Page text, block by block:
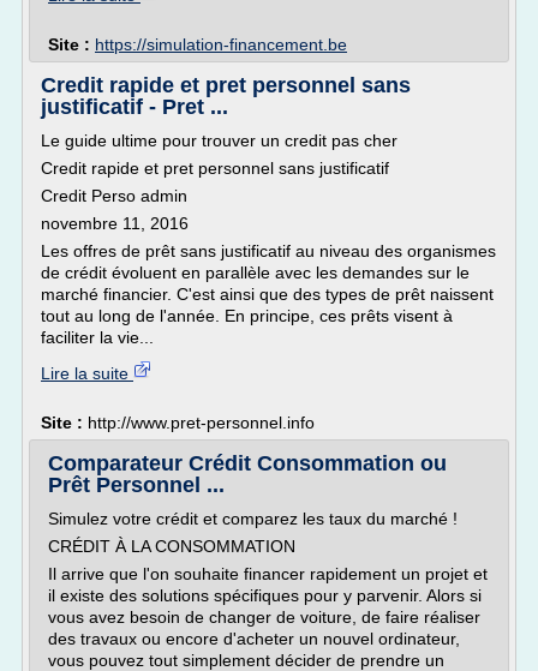
Site : https://simulation-financement.be
Credit rapide et pret personnel sans
justificatif - Pret ...
Le guide ultime pour trouver un credit pas cher
Credit rapide et pret personnel sans justificatif
Credit Perso admin
novembre 11, 2016
Les offres de prêt sans justificatif au niveau des organismes
de crédit évoluent en parallèle avec les demandes sur le
marché financier. C'est ainsi que des types de prêt naissent
tout au long de l'année. En principe, ces prêts visent à
faciliter la vie...
Lire la suite
Site : http://www.pret-personnel.info
Comparateur Crédit Consommation ou
Prêt Personnel ...
Simulez votre crédit et comparez les taux du marché !
CRÉDIT À LA CONSOMMATION
Il arrive que l'on souhaite financer rapidement un projet et
il existe des solutions spécifiques pour y parvenir. Alors si
vous avez besoin de changer de voiture, de faire réaliser
des travaux ou encore d'acheter un nouvel ordinateur,
vous pouvez tout simplement décider de prendre un